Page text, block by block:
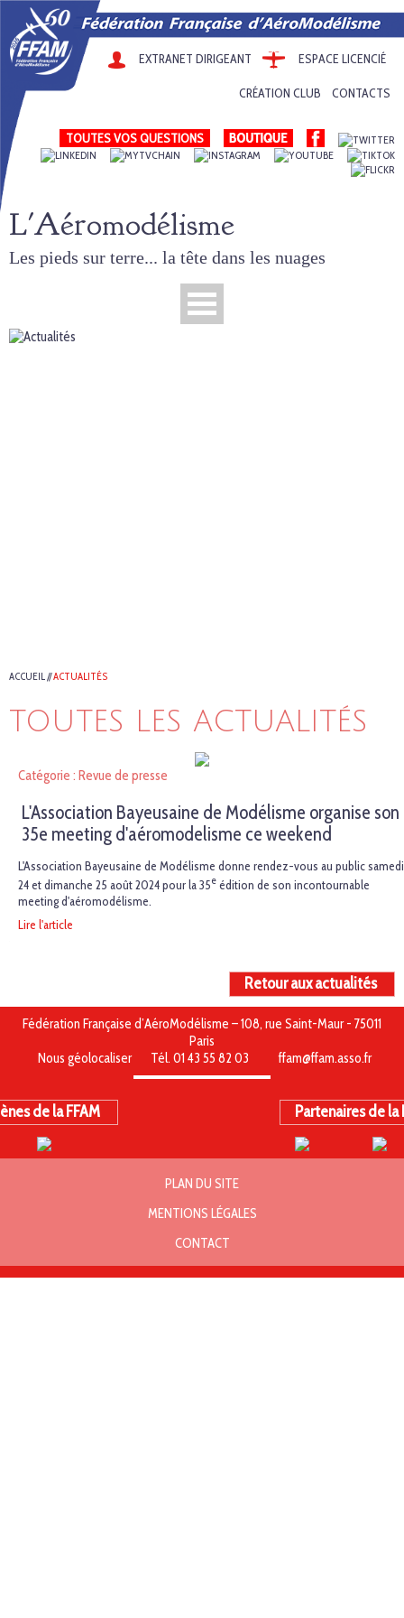
EXTRANET DIRIGEANT ESPACE LICENCIÉ
CRÉATION CLUB CONTACTS
TOUTES VOS QUESTIONS
L'Aéromodélisme
Les pieds sur terre... la tête dans les nuages
ACCUEIL//ACTUALITÉS
TOUTES LES ACTUALITÉS
Catégorie : Revue de presse
L'Association Bayeusaine de Modélisme organise son
35e meeting d'aéromodelisme ce weekend
L'Association Bayeusaine de Modélisme donne rendez-vous au public samedi
24 et dimanche 25 août 2024 pour la 35e édition de son incontournable
meeting d'aéromodélisme.
Lire l'article
Retour aux actualités
Fédération Française d’AéroModélisme – 108, rue Saint-Maur - 75011
Paris
Nous géolocaliser
Tél. 01 43 55 82 03 ffam@ffam.asso.fr
de la FFAM Partenaires de la
PLAN DU SITE
MENTIONS LÉGALES
CONTACT